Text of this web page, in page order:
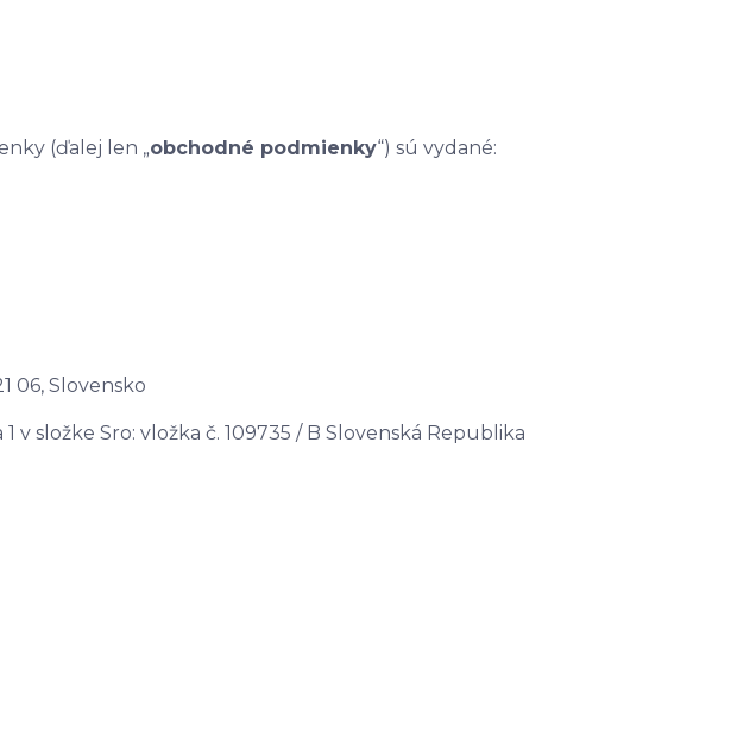
(ďalej len „obchodné podmienky“) sú vydané:
06, Slovensko
v složke Sro: vložka č. 109735 / B Slovenská Republika